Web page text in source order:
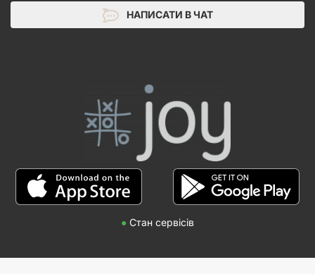
НАПИСАТИ В ЧАТ
● Стан сервісів